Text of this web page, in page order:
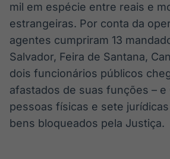
mil em espécie entre reais e
estrangeiras. Por conta da
agentes cumpriram 13
Salvador, Feira de Santana,
dois funcionários públicos
afastados de suas funções – e
pessoas físicas e sete
bens bloqueados pela Justiça.